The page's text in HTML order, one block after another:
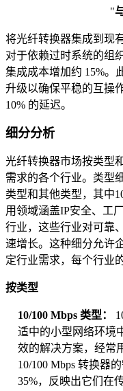
"
将光纤转换器集成到现
对于依赖过时系统的组
集成成本增加约 15%。
升级以确保平稳的互操
10% 的延迟。
细分分析
光纤转换器市场按类型
需求的各个行业。类型
类型和其他类型，其中
用领域涵盖IP安全、工
行业，这些行业对可靠
速增长。这种细分允许
定行业需求，每个行业
按类型
10/100 Mbps 类型：
适中的小型网络环境
效的解决方案，经常
10/100 Mbps 转换器
35%，反映出它们在